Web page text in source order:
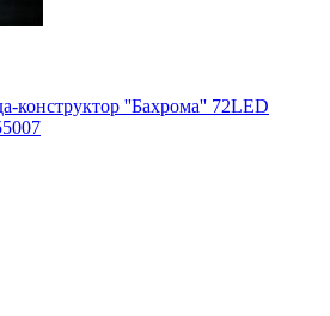
конструктор ''Бахрома'' 72LED